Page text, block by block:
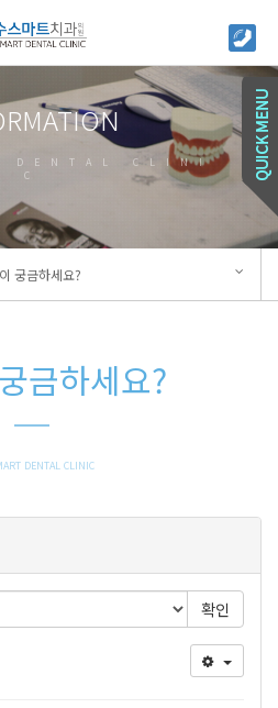
DENTAL CLINI
C
궁금하세요?
금하세요?
DENTAL CLINIC